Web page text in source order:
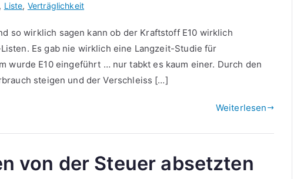
, Liste, Verträglichkeit
so wirklich sagen kann ob der Kraftstoff E10 wirklich
Es gab nie wirklich eine Langzeit-Studie für
wurde E10 eingeführt … nur tabkt es kaum einer. Durch den
steigen und der Verschleiss […]
Weiterlesen
von der Steuer absetzten